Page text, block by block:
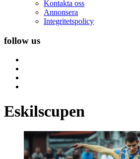
Kontakta oss
Annonsera
Integritetspolicy
follow us
Eskilscupen